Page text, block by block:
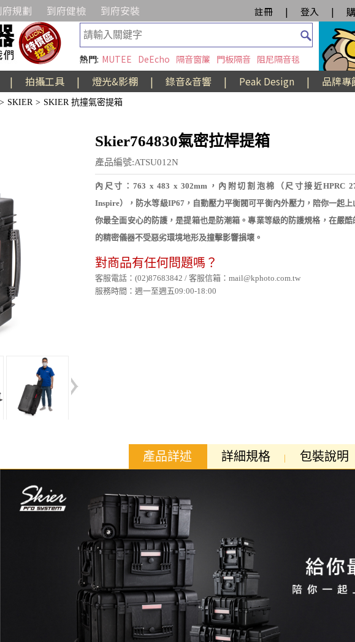
府規劃 到府健檢 到府安裝 註冊 | 登入 |
熱門: MUTEE DeEcho 隔音窗簾 門板隔音 阻尼隔音毯
| 拍攝工具 | 燈光&影棚 | 錄音&音響 | Peak Design | 品牌專
> SKIER > SKIER 抗撞氣密提箱
Skier764830氣密拉桿提箱
產品編號:ATSU012N
內尺寸：763 x 483 x 302mm，內附切割泡棉（尺寸接近HPRC
Inspire），防水等級IP67，自動壓力平衡閥可平衡內外壓力，陪你一起
你最全面安心的防護，是提箱也是防潮箱。專業等級的防護規格，在嚴
的精密儀器不受惡劣環境地形及撞擊影響損壞。
對商品有任何問題嗎？
客服電話：(02)87683842 / 客服信箱：mail@kphoto.com.tw
服務時間：週一至週五09:00-18:00
產品詳述 詳細規格 包裝說明